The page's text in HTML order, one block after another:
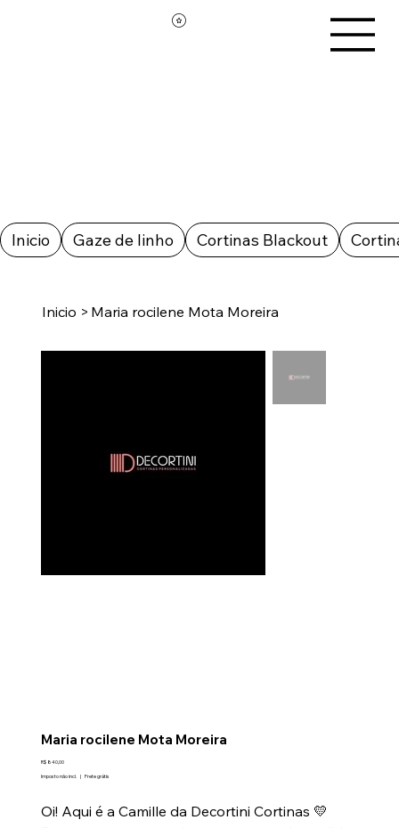
Inicio Gaze de linho Cortinas Blackout
Inicio > Maria rocilene Mota Moreira
Maria rocilene Mota Moreira
Preço
R$ 840,00
Imposto não incl. | Frete grátis
Oi! Aqui é a Camille da Decortini Cortinas 💛